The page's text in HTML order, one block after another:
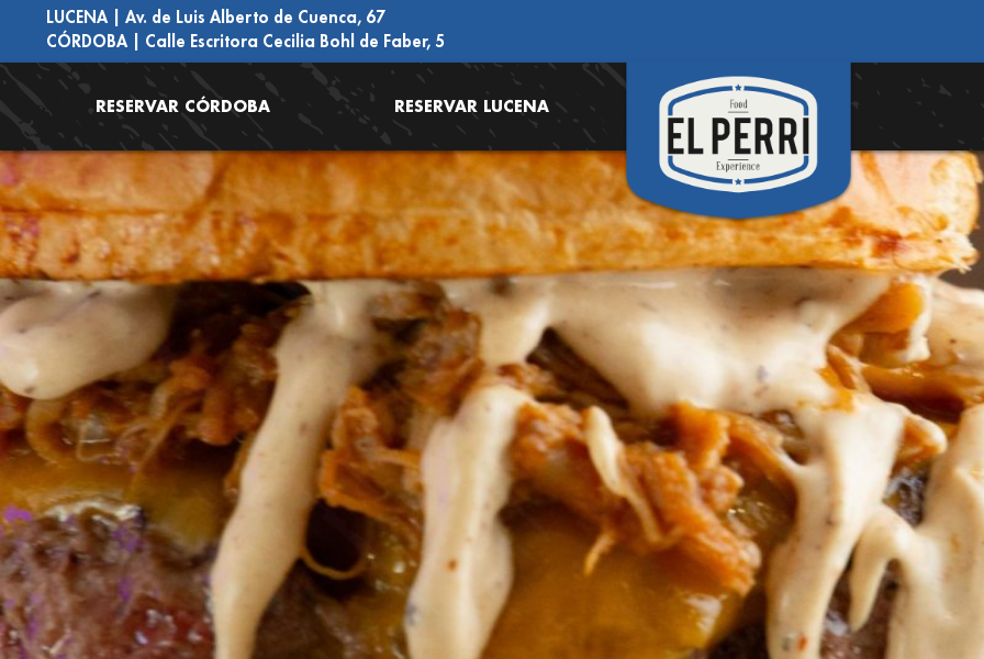
LUCENA | Av. de Luis Alberto de Cuenca, 67
CÓRDOBA | Calle Escritora Cecilia Bohl de Faber, 5
RESERVAR CÓRDOBA RESERVAR LUCENA